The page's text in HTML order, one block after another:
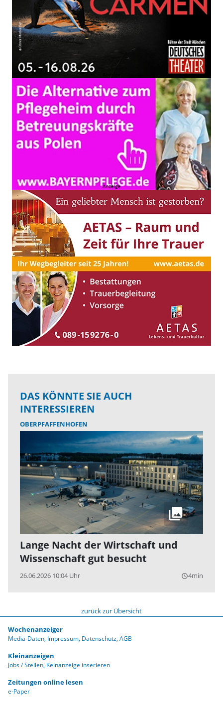
DAS KÖNNTE SIE AUCH
INTERESSIEREN
OBERPFAFFENHOFEN
Lange Nacht der Wirtschaft und
Wissenschaft gut besucht
26.06.2026 10:04 Uhr query_builder4min
zurück zur Übersicht
Wochenanzeiger
Media-Daten Impressum Datenschutz AGB
Kleinanzeigen
Jobs / Stellen Keinanzeige inserieren
Zeitungen online lesen
e-Paper